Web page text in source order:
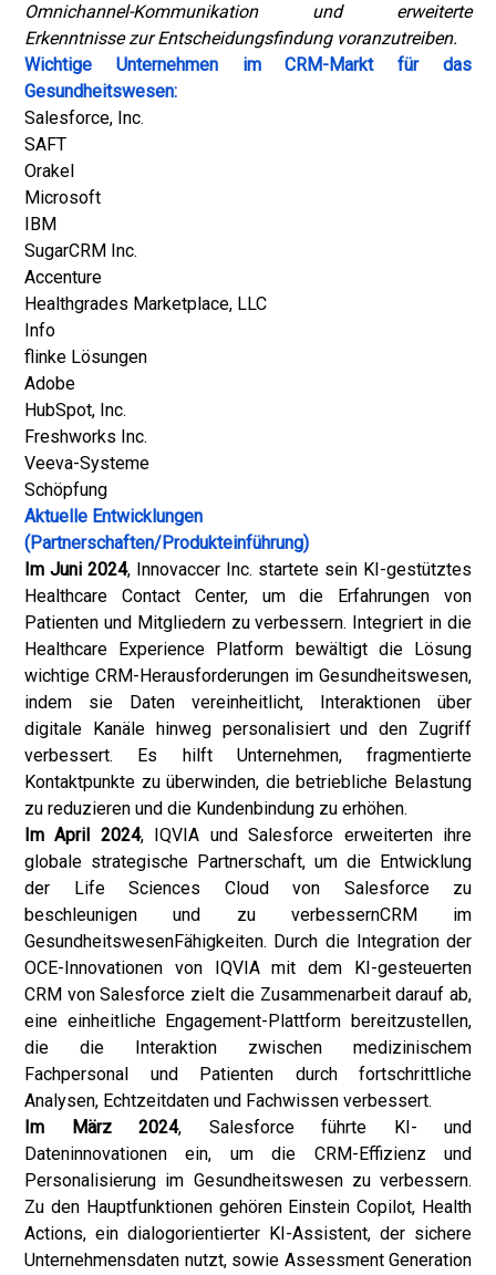
Omnichannel-Kommunikation und erweiterte
Erkenntnisse zur Entscheidungsfindung voranzutreiben.
Wichtige Unternehmen im CRM-Markt für das
Gesundheitswesen:
Salesforce, Inc.
SAFT
Orakel
Microsoft
IBM
SugarCRM Inc.
Accenture
Healthgrades Marketplace, LLC
Info
flinke Lösungen
Adobe
HubSpot, Inc.
Freshworks Inc.
Veeva-Systeme
Schöpfung
Aktuelle Entwicklungen
(Partnerschaften/Produkteinführung)
Im Juni 2024, Innovaccer Inc. startete sein KI-gestütztes
Healthcare Contact Center, um die Erfahrungen von
Patienten und Mitgliedern zu verbessern. Integriert in die
Healthcare Experience Platform bewältigt die Lösung
wichtige CRM-Herausforderungen im Gesundheitswesen,
indem sie Daten vereinheitlicht, Interaktionen über
digitale Kanäle hinweg personalisiert und den Zugriff
verbessert. Es hilft Unternehmen, fragmentierte
Kontaktpunkte zu überwinden, die betriebliche Belastung
zu reduzieren und die Kundenbindung zu erhöhen.
Im April 2024, IQVIA und Salesforce erweiterten ihre
globale strategische Partnerschaft, um die Entwicklung
der Life Sciences Cloud von Salesforce zu
beschleunigen und zu verbessernCRM im
GesundheitswesenFähigkeiten. Durch die Integration der
OCE-Innovationen von IQVIA mit dem KI-gesteuerten
CRM von Salesforce zielt die Zusammenarbeit darauf ab,
eine einheitliche Engagement-Plattform bereitzustellen,
die die Interaktion zwischen medizinischem
Fachpersonal und Patienten durch fortschrittliche
Analysen, Echtzeitdaten und Fachwissen verbessert.
Im März 2024, Salesforce führte KI- und
Dateninnovationen ein, um die CRM-Effizienz und
Personalisierung im Gesundheitswesen zu verbessern.
Zu den Hauptfunktionen gehören Einstein Copilot, Health
Actions, ein dialogorientierter KI-Assistent, der sichere
Unternehmensdaten nutzt, sowie Assessment Generation